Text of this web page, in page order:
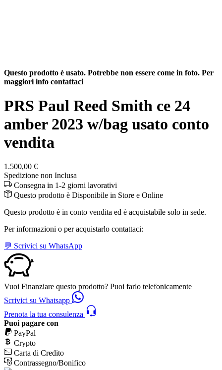
Questo prodotto è usato. Potrebbe non essere come in foto. Per
maggiori info contattaci
PRS Paul Reed Smith ce 24
amber 2023 w/bag usato conto
vendita
1.500,00 €
Spedizione non Inclusa
Consegna in 1-2 giorni lavorativi
Questo prodotto è Disponibile in Store e Online
Questo prodotto è in conto vendita ed è acquistabile solo in sede.
Per informazioni o per acquistarlo contattaci:
💬 Scrivici su WhatsApp
Vuoi Finanziare questo prodotto? Puoi farlo telefonicamente
Scrivici su Whatsapp
Prenota la tua consulenza
Puoi pagare con
PayPal
Crypto
Carta di Credito
Contrassegno/Bonifico